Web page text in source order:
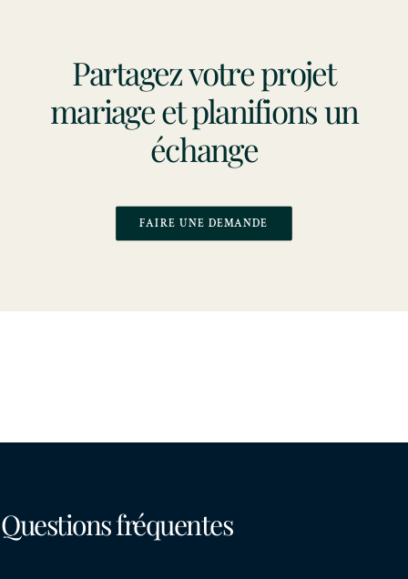
Partagez votre projet
mariage et planifions un
échange
FAIRE UNE DEMANDE
Questions fréquentes